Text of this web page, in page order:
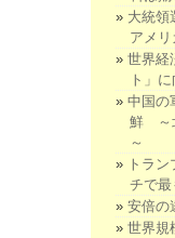
大統領
アメ
世界経
ト」
中国の
鮮 ～
～
トラ
チで最
安倍の
世界規